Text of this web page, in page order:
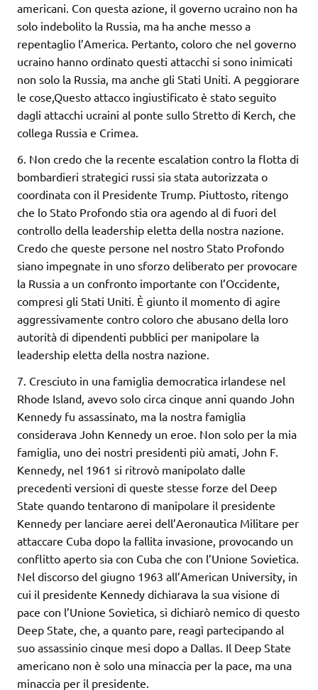
americani. Con questa azione, il governo ucraino non ha
solo indebolito la Russia, ma ha anche messo a
repentaglio l’America. Pertanto, coloro che nel governo
ucraino hanno ordinato questi attacchi si sono inimicati
non solo la Russia, ma anche gli Stati Uniti. A peggiorare
le cose,Questo attacco ingiustificato è stato seguito
dagli attacchi ucraini al ponte sullo Stretto di Kerch, che
collega Russia e Crimea.
6. Non credo che la recente escalation contro la flotta di
bombardieri strategici russi sia stata autorizzata o
coordinata con il Presidente Trump. Piuttosto, ritengo
che lo Stato Profondo stia ora agendo al di fuori del
controllo della leadership eletta della nostra nazione.
Credo che queste persone nel nostro Stato Profondo
siano impegnate in uno sforzo deliberato per provocare
la Russia a un confronto importante con l’Occidente,
compresi gli Stati Uniti. È giunto il momento di agire
aggressivamente contro coloro che abusano della loro
autorità di dipendenti pubblici per manipolare la
leadership eletta della nostra nazione.
7. Cresciuto in una famiglia democratica irlandese nel
Rhode Island, avevo solo circa cinque anni quando John
Kennedy fu assassinato, ma la nostra famiglia
considerava John Kennedy un eroe. Non solo per la mia
famiglia, uno dei nostri presidenti più amati, John F.
Kennedy, nel 1961 si ritrovò manipolato dalle
precedenti versioni di queste stesse forze del Deep
State quando tentarono di manipolare il presidente
Kennedy per lanciare aerei dell’Aeronautica Militare per
attaccare Cuba dopo la fallita invasione, provocando un
conflitto aperto sia con Cuba che con l’Unione Sovietica.
Nel discorso del giugno 1963 all’American University, in
cui il presidente Kennedy dichiarava la sua visione di
pace con l’Unione Sovietica, si dichiarò nemico di questo
Deep State, che, a quanto pare, reagì partecipando al
suo assassinio cinque mesi dopo a Dallas. Il Deep State
americano non è solo una minaccia per la pace, ma una
minaccia per il presidente.